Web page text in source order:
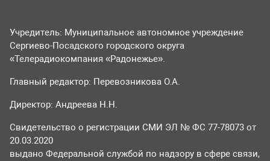
Учредитель: Муниципальное автономное учреждение
Сергиево-Посадского городского округа
«Телерадиокомпания «Радонежье».
Главный редактор: Перевозникова О.А.
Директор: Андреева Н.Н.
Свидетельство о регистрации СМИ ЭЛ № ФС 77-78073 от
20.03.2020
выдано Федеральной службой по надзору в сфере связи,